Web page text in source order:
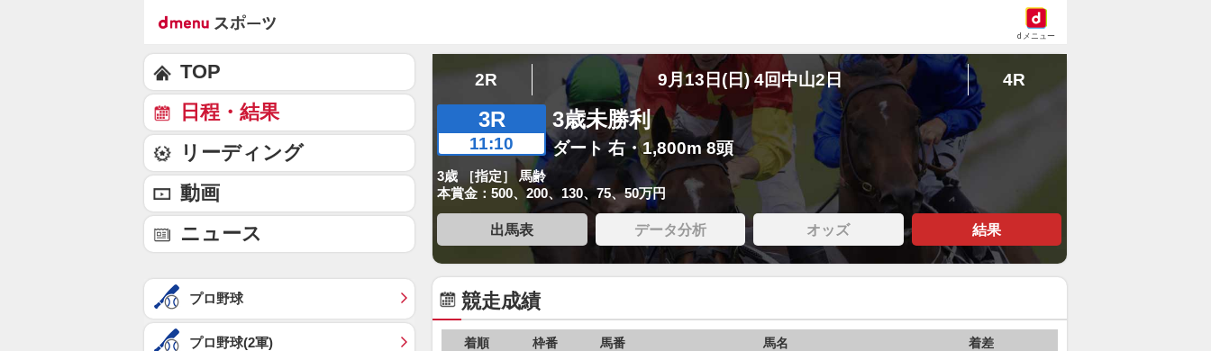
dメニュー
2R 9月13日(日) 4回中山2日 4R
3R
11:10
3歳未勝利
ダート 右・1,800m 8頭
3歳 ［指定］ 馬齢
本賞金：500、200、130、75、50万円
出馬表 データ分析 オッズ 結果
競走成績
着順 枠番 馬番 馬名 着差
TOP
日程・結果
リーディング
動画
ニュース
プロ野球
プロ野球(2軍)